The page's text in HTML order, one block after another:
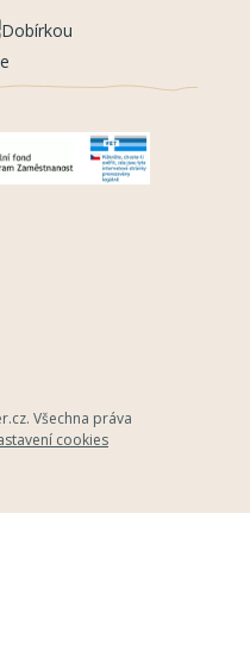
Dobírkou
. Všechna práva
cookies